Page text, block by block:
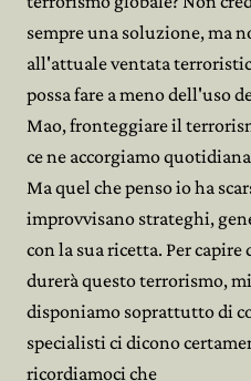
sempre una soluzione, ma
all'attuale ventata
possa fare a meno dell'uso
Mao, fronteggiare il
ce ne accorgiamo
Ma quel che penso io ha
improvvisano strateghi,
con la sua ricetta. Per capire
durerà questo terrorismo,
disponiamo soprattutto di
specialisti ci dicono
ricordiamoci che